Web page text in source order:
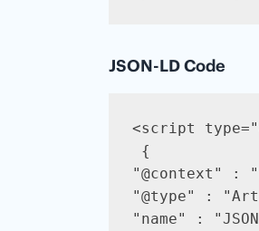
JSON-LD Code
<script
{
"@context" :
"@type" :
"name" :